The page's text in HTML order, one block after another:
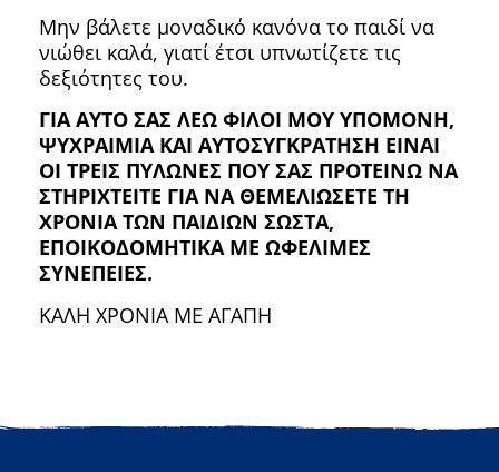
Μην βάλετε μοναδικό κανόνα το παιδί να
νιώθει καλά, γιατί έτσι υπνωτίζετε τις
δεξιότητες του.
ΓΙA ΑΥΤΟ ΣΑΣ ΛΕΩ ΦΙΛΟΙ ΜΟΥ ΥΠΟΜΟΝΗ,
ΨΥΧΡΑΙΜΙΑ ΚΑΙ ΑΥΤΟΣΥΓΚΡΑΤΗΣΗ ΕΙΝΑΙ
ΟΙ ΤΡΕΙΣ ΠΥΛΩΝΕΣ ΠΟΥ ΣΑΣ ΠΡΟΤΕΙΝΩ ΝΑ
ΣΤΗΡΙΧΤΕΙΤΕ ΓΙΑ ΝΑ ΘΕΜΕΛΙΩΣΕΤΕ ΤΗ
ΧΡΟΝΙΑ ΤΩΝ ΠΑΙΔΙΩΝ ΣΩΣΤΑ,
ΕΠΟΙΚΟΔΟΜΗΤΙΚΑ ΜΕ ΩΦΕΛΙΜΕΣ
ΣΥΝΕΠΕΙΕΣ.
ΚΑΛΗ ΧΡΟΝΙΑ ΜΕ ΑΓΑΠΗ